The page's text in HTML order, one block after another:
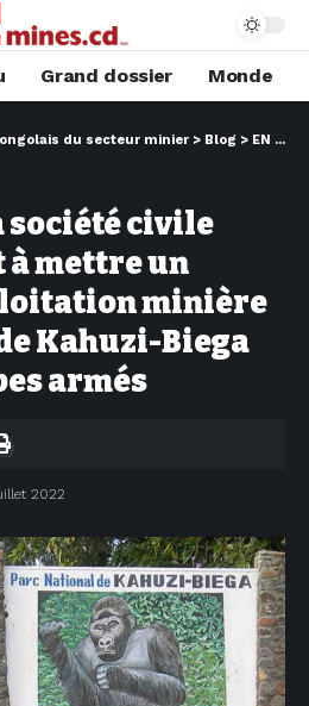
Grand dossier Monde
du secteur minier > Blog > EN CONTINU
société civile
à mettre un
minière
Kahuzi-Biega
armés
2022